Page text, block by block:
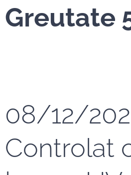
Greutate
08/12/
Controlat